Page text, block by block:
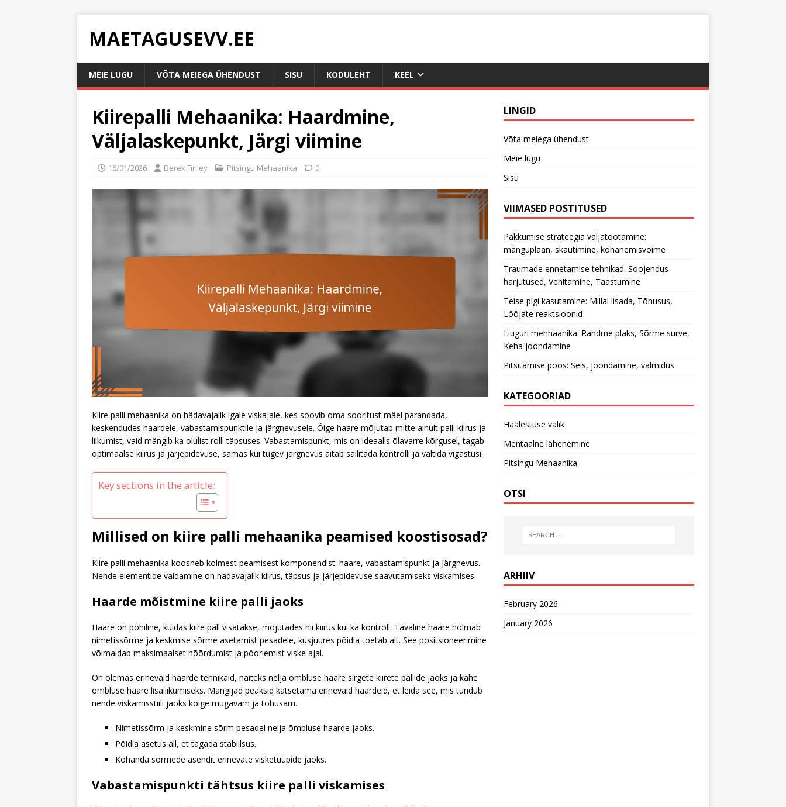
MAETAGUSEVV.EE
MEIE LUGU VÕTA MEIEGA ÜHENDUST SISU KODULEHT KEEL
Kiirepalli Mehaanika: Haardmine,
Väljalaskepunkt, Järgi viimine
16/01/2026 Derek Finley Pitsingu Mehaanika 0
Kiire palli mehaanika on hädavajalik igale viskajale, kes soovib oma sooritust mäel parandada,
keskendudes haardele, vabastamispunktile ja järgnevusele. Õige haare mõjutab mitte ainult palli kiirus ja
liikumist, vaid mängib ka olulist rolli täpsuses. Vabastamispunkt, mis on ideaalis õlavarre kõrgusel, tagab
optimaalse kiirus ja järjepidevuse, samas kui tugev järgnevus aitab säilitada kontrolli ja vältida vigastusi.
Key sections in the article:
Millised on kiire palli mehaanika peamised koostisosad?
Kiire palli mehaanika koosneb kolmest peamisest komponendist: haare, vabastamispunkt ja järgnevus.
Nende elementide valdamine on hädavajalik kiirus, täpsus ja järjepidevuse saavutamiseks viskamises.
Haarde mõistmine kiire palli jaoks
Haare on põhiline, kuidas kiire pall visatakse, mõjutades nii kiirus kui ka kontroll. Tavaline haare hõlmab
nimetissõrme ja keskmise sõrme asetamist pesadele, kusjuures pöidla toetab alt. See positsioneerimine
võimaldab maksimaalset hõõrdumist ja pöörlemist viske ajal.
On olemas erinevaid haarde tehnikaid, näiteks nelja õmbluse haare sirgete kiirete pallide jaoks ja kahe
õmbluse haare lisaliikumiseks. Mängijad peaksid katsetama erinevaid haardeid, et leida see, mis tundub
nende viskamisstiili jaoks kõige mugavam ja tõhusam.
Nimetissõrm ja keskmine sõrm pesadel nelja õmbluse haarde jaoks.
Pöidla asetus all, et tagada stabiilsus.
Kohanda sõrmede asendit erinevate visketüüpide jaoks.
Vabastamispunkti tähtsus kiire palli viskamises
LINGID
Võta meiega ühendust
Meie lugu
Sisu
VIIMASED POSTITUSED
Pakkumise strateegia väljatöötamine:
mänguplaan, skautimine, kohanemisvõime
Traumade ennetamise tehnikad: Soojendus
harjutused, Venitamine, Taastumine
Teise pigi kasutamine: Millal lisada, Tõhusus,
Lööjate reaktsioonid
Liuguri mehhaanika: Randme plaks, Sõrme surve,
Keha joondamine
Pitsitamise poos: Seis, joondamine, valmidus
KATEGOORIAD
Häälestuse valik
Mentaalne lähenemine
Pitsingu Mehaanika
OTSI
ARHIIV
February 2026
January 2026